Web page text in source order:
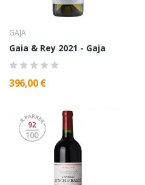
GAJA
Gaia & Rey 2021 - Gaja
396,00 €